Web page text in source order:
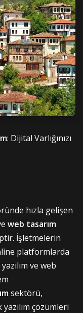
: Dijital Varlığınızı
hızla gelişen
web tasarım
İşletmelerin
platformlarda
ve web
sektörü,
çözümleri